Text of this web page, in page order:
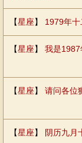
【星座】 1979年
【星座】 我是1987
【星座】 请问各位
【星座】 阴历九月